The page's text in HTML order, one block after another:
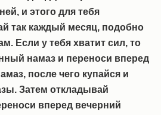
и этого для тебя
так каждый месяц, подобно
Если у тебя хватит сил, то
намаз и переноси вперед
после чего купайся и
Затем откладывай
вперед вечерний